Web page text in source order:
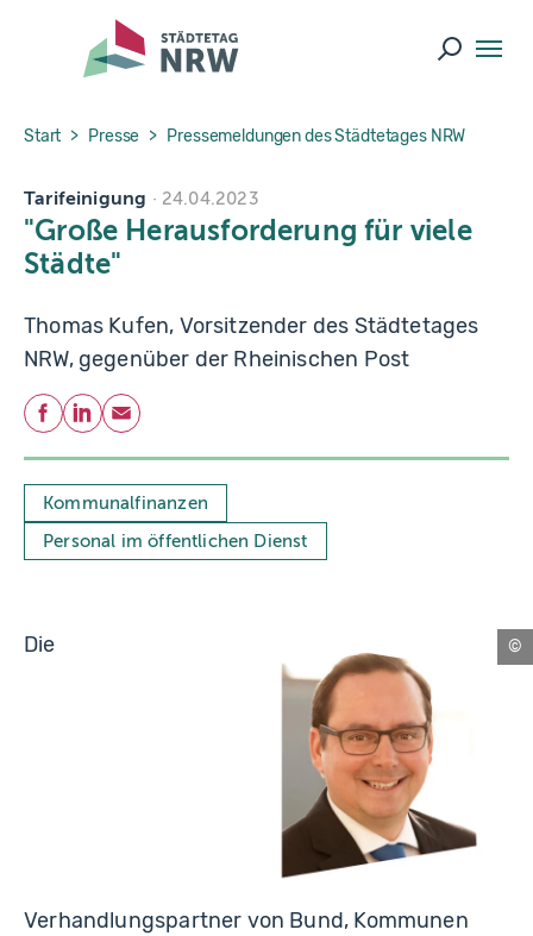
Skip to main navigation
Skip to main content
Skip to page footer
Suche
You are here:
Start Presse Pressemeldungen des Städtetages NRW
Tarifeinigung 24.04.2023
"Große Herausforderung für viele
Städte"
Thomas Kufen, Vorsitzender des Städtetages
NRW, gegenüber der Rheinischen Post
Teilen
Facebook
LinkedIn
E-Mail
Kommunalfinanzen
Personal im öffentlichen Dienst
Die
Verhandlungspartner von Bund, Kommunen